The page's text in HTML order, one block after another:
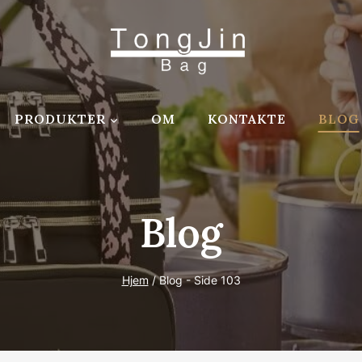
PRODUKTER OM KONTAKTE BLOG
Blog
Hjem / Blog- Side 103